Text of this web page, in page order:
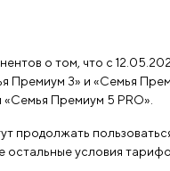
5»о том, что с 12.05
Премиум 3» и «Семья
«Семья Премиум 5 PRO».
продолжать
условия